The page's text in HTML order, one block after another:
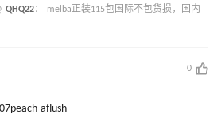
QHQ22： melba正装115包国际不包货损，国内
0
aflush